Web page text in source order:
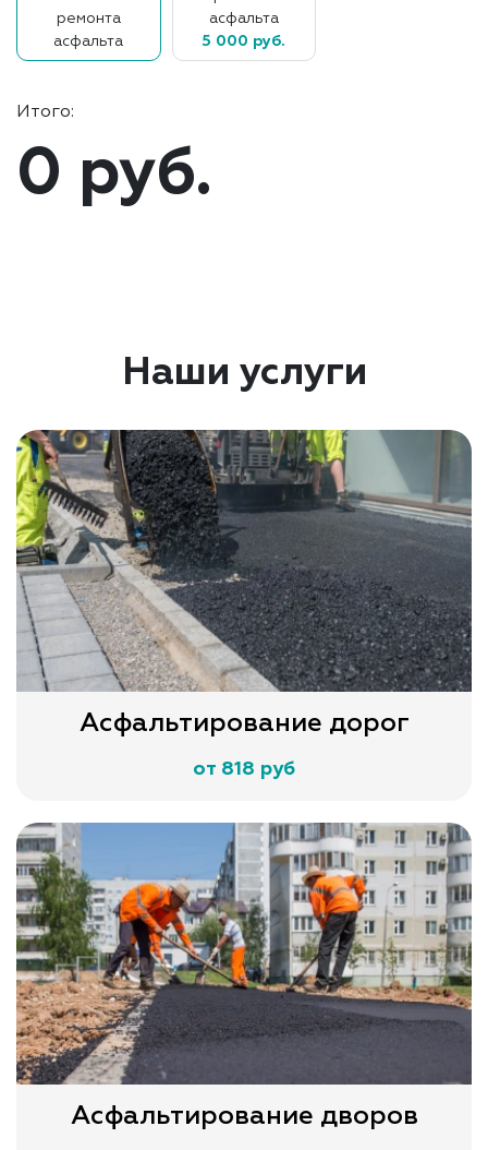
ремонта
асфальта
асфальта
5 000 руб.
Итого:
0 руб.
Наши услуги
Асфальтирование дорог
от 818 руб
Асфальтирование дворов